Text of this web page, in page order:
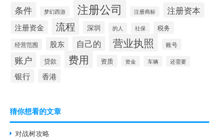
条件 梦幻西游 注册公司 注册商标 注册资本
注册资金 流程 深圳 的人 社保 税务
经营范围 股东 自己的 营业执照 账号
账户 贷款 费用 资质 资金 车辆 还需要
银行 香港
猜你想看的文章
对战树攻略